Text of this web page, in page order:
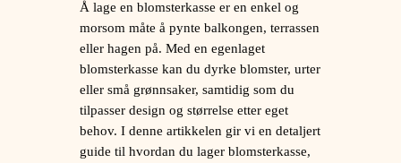
Å lage en blomsterkasse er en enkel og
morsom måte å pynte balkongen, terrassen
eller hagen på. Med en egenlaget
blomsterkasse kan du dyrke blomster, urter
eller små grønnsaker, samtidig som du
tilpasser design og størrelse etter eget
behov. I denne artikkelen gir vi en detaljert
guide til hvordan du lager blomsterkasse,